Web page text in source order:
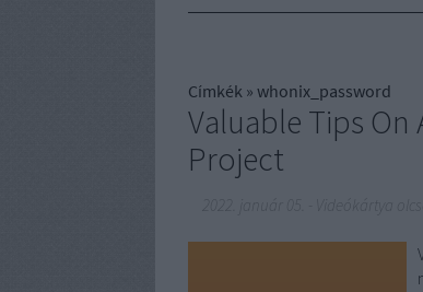
Címkék » whonix_password
Valuable Tips
Project